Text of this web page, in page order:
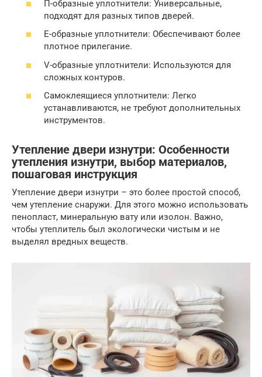
П-образные уплотнители: Универсальные,
подходят для разных типов дверей.
Е-образные уплотнители: Обеспечивают более
плотное прилегание.
V-образные уплотнители: Используются для
сложных контуров.
Самоклеящиеся уплотнители: Легко
устанавливаются, не требуют дополнительных
инструментов.
Утепление двери изнутри: Особенности
утепления изнутри, выбор материалов,
пошаговая инструкция
Утепление двери изнутри – это более простой способ,
чем утепление снаружи. Для этого можно использовать
пенопласт, минеральную вату или изолон. Важно,
чтобы утеплитель был экологически чистым и не
выделял вредных веществ.